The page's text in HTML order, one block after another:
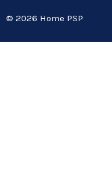
© 2026 Home PSP